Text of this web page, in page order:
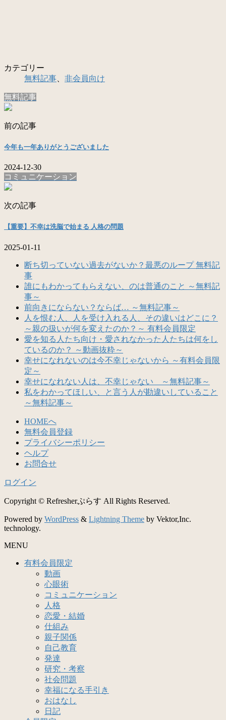
カテゴリー
無料記事
非会員向け
無料記事
前の記事
今年も一年ありがとうございました
2024-12-30
コミュニケーション
次の記事
【重要】不幸は洗脳で始まる 人格の問題
2025-01-11
断ち切っていない過去がないか？最悪のループ 無料記
事
誰にもわかってもらえない、のは普通のこと ～無料記
事～
前向きにならない？ならば… ～無料記事～
人を恨む人、人を受け入れる人、その違いはどこに？
～親の扱いが何を変えたのか？～ 有料会員限定
愛を知る人たち向け・愛されなかった人たちは何をし
ているのか？ ～動画抜粋～
幸せになれないのは今不幸じゃないから ～有料会員限
定～
幸せになれない人は、不幸じゃない ～無料記事～
私をわかってほしい、と言う人が勘違いしていること
～無料記事～
HOMEへ
無料会員登録
プライバシーポリシー
ヘルプ
お問合せ
ログイン
Copyright © Refresherぷらす All Rights Reserved.
Powered by WordPress & Lightning Theme by Vektor,Inc.
technology.
MENU
有料会員限定
動画
心眼術
コミュニケーション
人格
恋愛・結婚
仕組み
親子関係
自己教育
発達
研究・考察
社会問題
幸福になる手引き
おはなし
日記